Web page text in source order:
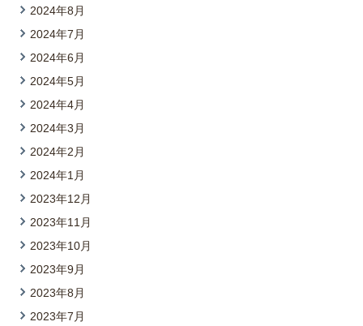
2024年8月
2024年7月
2024年6月
2024年5月
2024年4月
2024年3月
2024年2月
2024年1月
2023年12月
2023年11月
2023年10月
2023年9月
2023年8月
2023年7月